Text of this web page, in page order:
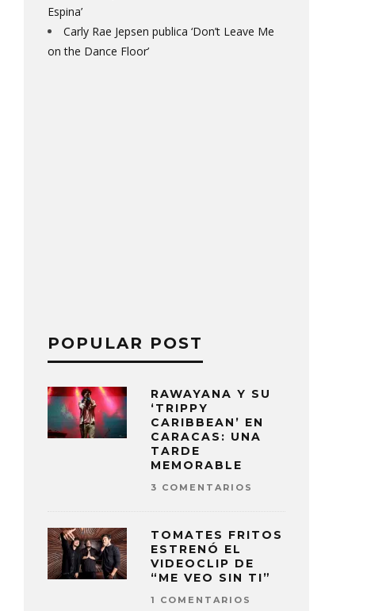
Espina’
Carly Rae Jepsen publica ‘Don’t Leave Me
on the Dance Floor’
POPULAR POST
RAWAYANA Y SU
‘TRIPPY
CARIBBEAN’ EN
CARACAS: UNA
TARDE
MEMORABLE
3 COMENTARIOS
TOMATES FRITOS
ESTRENÓ EL
VIDEOCLIP DE
“ME VEO SIN TI”
1 COMENTARIOS